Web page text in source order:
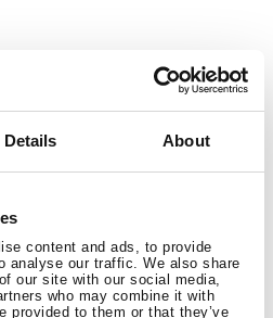
Details About
content and ads, to provide
analyse our traffic. We also share
our site with our social media,
who may combine it with
provided to them or that they’ve